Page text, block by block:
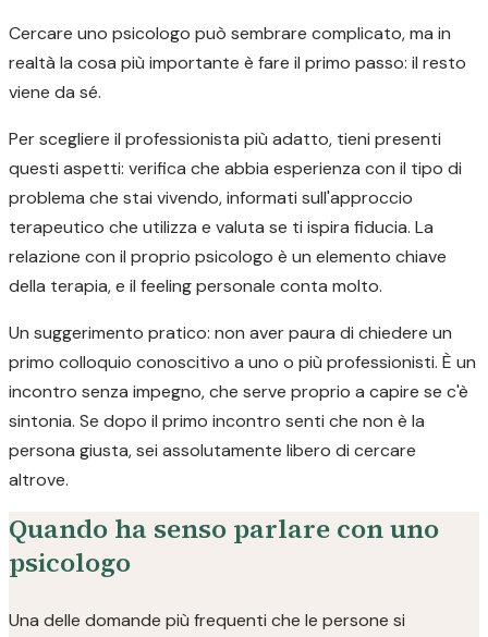
Cercare uno psicologo può sembrare complicato, ma in
realtà la cosa più importante è fare il primo passo: il resto
viene da sé.
Per scegliere il professionista più adatto, tieni presenti
questi aspetti: verifica che abbia esperienza con il tipo di
problema che stai vivendo, informati sull'approccio
terapeutico che utilizza e valuta se ti ispira fiducia. La
relazione con il proprio psicologo è un elemento chiave
della terapia, e il feeling personale conta molto.
Un suggerimento pratico: non aver paura di chiedere un
primo colloquio conoscitivo a uno o più professionisti. È un
incontro senza impegno, che serve proprio a capire se c'è
sintonia. Se dopo il primo incontro senti che non è la
persona giusta, sei assolutamente libero di cercare
altrove.
Quando ha senso parlare con uno
psicologo
Una delle domande più frequenti che le persone si